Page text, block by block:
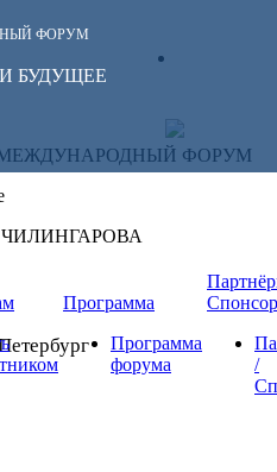
ФОРУМ
БУДУЩЕЕ
ФОРУМ
Программа
Программа
форума
/